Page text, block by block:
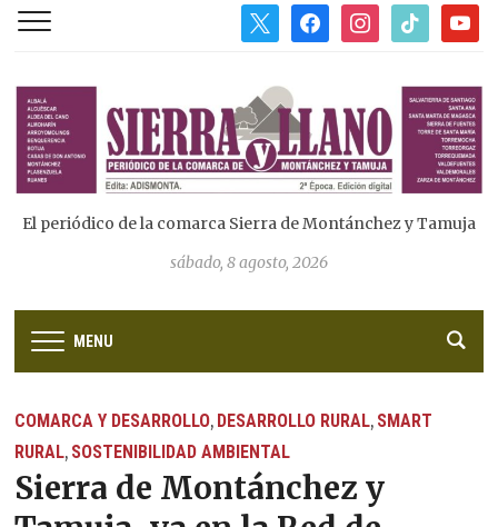
facebookinstagram
tiktok
El periódico de la comarca Sierra de Montánchez y Tamuja
sábado, 8 agosto, 2026
MENU
COMARCA Y DESARROLLO, DESARROLLO RURAL, SMART
RURAL, SOSTENIBILIDAD AMBIENTAL
Sierra de Montánchez y